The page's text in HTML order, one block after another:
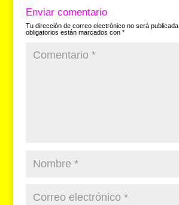
b
o
k
A
p
p
a
m
s
Enviar comentario
Tu dirección de correo electrónico no será publicada.
obligatorios están marcados con *